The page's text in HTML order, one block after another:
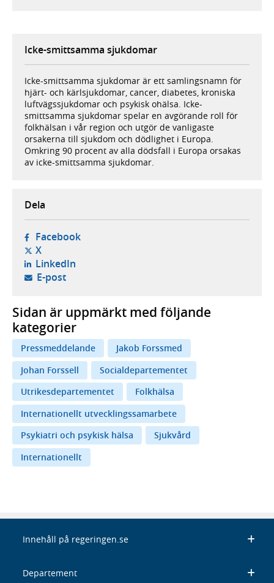
Icke-smittsamma sjukdomar
Icke-smittsamma sjukdomar är ett samlingsnamn för
hjärt- och kärlsjukdomar, cancer, diabetes, kroniska
luftvägssjukdomar och psykisk ohälsa. Icke-
smittsamma sjukdomar spelar en avgörande roll för
folkhälsan i vår region och utgör de vanligaste
orsakerna till sjukdom och dödlighet i Europa.
Omkring 90 procent av alla dödsfall i Europa orsakas
av icke-smittsamma sjukdomar.
Dela
Facebook- öppnas i ny flik, extern webbplats,
X- öppnas i ny flik, extern webbplats,
LinkedIn- öppnas i ny flik, extern webbplats,
E-post- öppnar din e-postklient,
Sidan är uppmärkt med följande
kategorier
Pressmeddelande
Jakob Forssmed
Johan Forssell
Socialdepartementet
Utrikesdepartementet
Folkhälsa
Internationellt utvecklingssamarbete
Psykiatri och psykisk hälsa
Sjukvård
Internationellt
Innehåll på regeringen.se
Departement